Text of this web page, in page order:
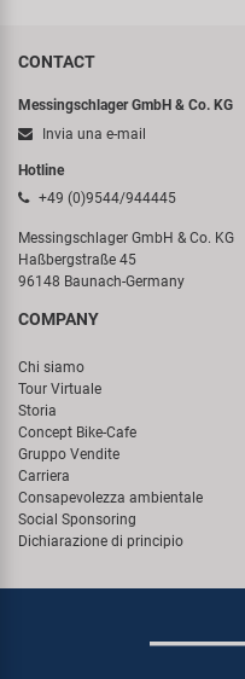
CONTACT
Messingschlager GmbH & Co. KG
Invia una e-mail
Hotline
+49 (0)9544/944445
Messingschlager GmbH & Co. KG
Haßbergstraße 45
96148 Baunach-Germany
COMPANY
Chi siamo
Tour Virtuale
Storia
Concept Bike-Cafe
Gruppo Vendite
Carriera
Consapevolezza ambientale
Social Sponsoring
Dichiarazione di principio